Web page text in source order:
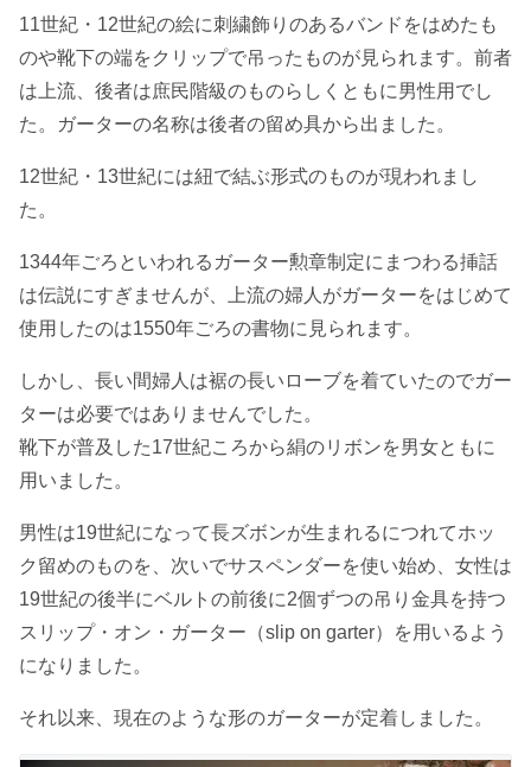
11世紀・12世紀の絵に刺繍飾りのあるバンドをはめたも
のや靴下の端をクリップで吊ったものが見られます。前者
は上流、後者は庶民階級のものらしくともに男性用でし
た。ガーターの名称は後者の留め具から出ました。
12世紀・13世紀には紐で結ぶ形式のものが現われまし
た。
1344年ごろといわれるガーター勲章制定にまつわる挿話
は伝説にすぎませんが、上流の婦人がガーターをはじめて
使用したのは1550年ごろの書物に見られます。
しかし、長い間婦人は裾の長いローブを着ていたのでガー
ターは必要ではありませんでした。
靴下が普及した17世紀ころから絹のリボンを男女ともに
用いました。
男性は19世紀になって長ズボンが生まれるにつれてホッ
ク留めのものを、次いでサスペンダーを使い始め、女性は
19世紀の後半にベルトの前後に2個ずつの吊り金具を持つ
スリップ・オン・ガーター（slip on garter）を用いるよう
になりました。
それ以来、現在のような形のガーターが定着しました。